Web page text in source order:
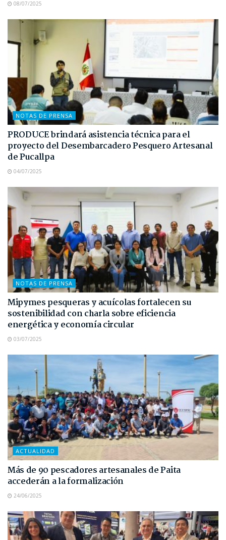
08/07/2025
NOTAS DE PRENSA
PRODUCE brindará asistencia técnica para el
proyecto del Desembarcadero Pesquero Artesanal
de Pucallpa
04/07/2025
NOTAS DE PRENSA
Mipymes pesqueras y acuícolas fortalecen su
sostenibilidad con charla sobre eficiencia
energética y economía circular
03/07/2025
ACTUALIDAD
Más de 90 pescadores artesanales de Paita
accederán a la formalización
24/06/2025